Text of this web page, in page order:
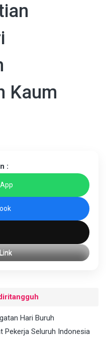
Kaum
:
Hari Buruh
Pekerja Seluruh Indonesia